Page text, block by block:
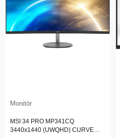
Monitör
MSI 34 PRO MP341CQ
3440x1440 (UWQHD) CURVE